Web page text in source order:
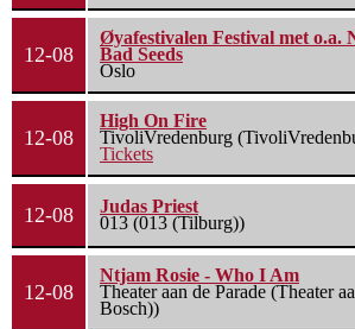
12-08
Øyafestivalen Festival met o.a.
Bad Seeds
Oslo
12-08
High On Fire
TivoliVredenburg
Tickets
12-08
Judas Priest
013 (013 (Tilburg))
12-08
Ntjam Rosie - Who I Am
Theater aan de Parade (Theater
Bosch))